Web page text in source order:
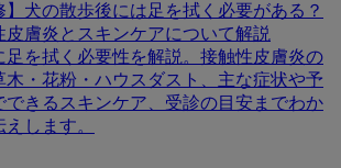
】犬の散歩後には足を拭く必要がある？
皮膚炎とスキンケアについて解説
足を拭く必要性を解説。接触性皮膚炎の
木・花粉・ハウスダスト、主な症状や予
できるスキンケア、受診の目安までわか
します。